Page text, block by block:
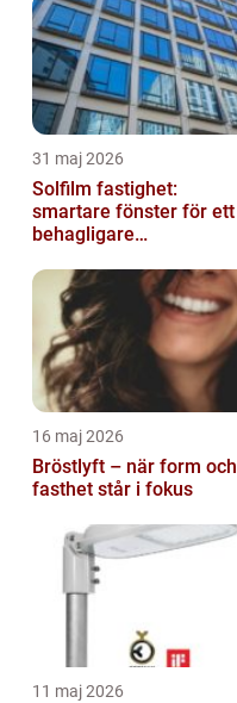
31 maj 2026
Solfilm fastighet:
smartare fönster för ett
behagligare
16 maj 2026
Bröstlyft – när form och
fasthet står i fokus
11 maj 2026